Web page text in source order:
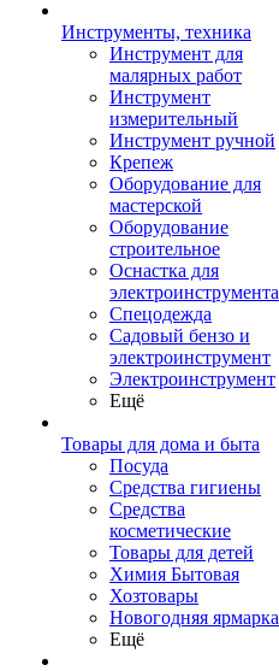
Инструменты, техника
Инструмент для
малярных работ
Инструмент
измерительный
Инструмент ручной
Крепеж
Оборудование для
мастерской
Оборудование
строительное
Оснастка для
электроинструмента
Спецодежда
Садовый бензо и
электроинструмент
Электроинструмент
Ещё
Товары для дома и быта
Посуда
Средства гигиены
Средства
косметические
Товары для детей
Химия Бытовая
Хозтовары
Новогодняя ярмарка
Ещё